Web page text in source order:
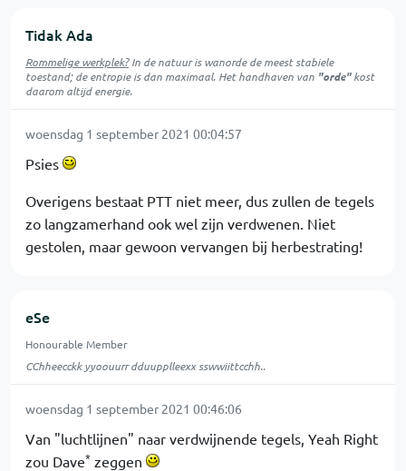
Tidak Ada
Rommelige werkplek?In de natuur iswanordede meest stabiele
toestand; de entropie is dan maximaal. Het handhaven van "orde"kost
daarom altijd energie.
woensdag 1 september 2021 00:04:57
Psies
Overigens bestaat PTT niet meer, dus zullen de tegels
zo langzamerhand ook wel zijn verdwenen. Niet
gestolen, maar gewoon vervangen bij herbestrating!
eSe
Honourable Member
CChheecckk yyoouurr dduupplleexx sswwiittcchh..
woensdag 1 september 2021 00:46:06
Van "luchtlijnen" naar verdwijnende tegels, Yeah Right
zou Dave* zeggen